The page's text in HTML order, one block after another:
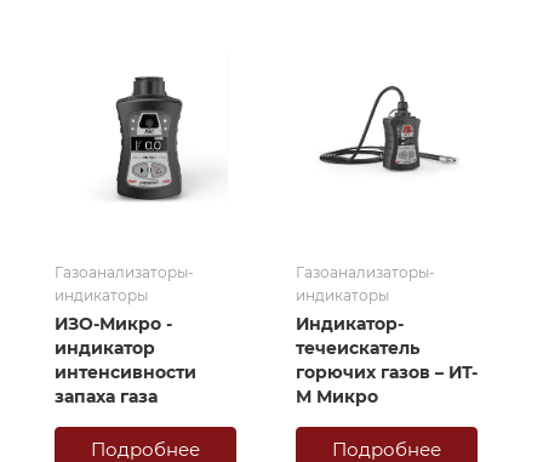
Газоанализаторы-
индикаторы
ИЗО-Микро -
индикатор
интенсивности
запаха газа
Подробнее
Газоанализаторы-
индикаторы
Индикатор-
течеискатель
горючих газов – ИТ-
М Микро
Подробнее